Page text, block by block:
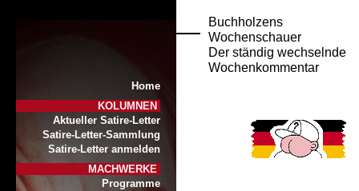
Home
KOLUMNEN
Aktueller Satire-Letter
Satire-Letter-Sammlung
Satire-Letter anmelden
MACHWERKE
Programme
Buchholzens
Wochenschauer
Der ständig wechselnde
Wochenkommentar